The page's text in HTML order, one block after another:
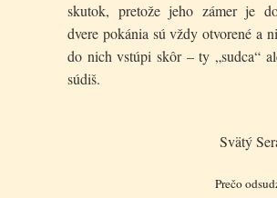
skutok, pretože jeho zámer je
dvere pokánia sú vždy otvorené a
do nich vstúpi skôr – ty „sudca“
súdiš.
Svätý
Prečo